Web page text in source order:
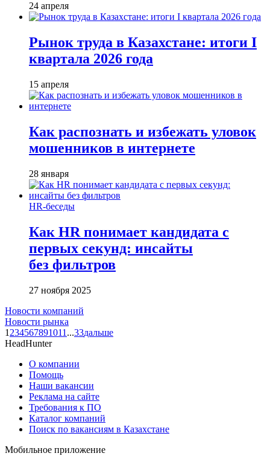
24 апреля
Рынок труда в Казахстане: итоги I
квартала 2026 года
15 апреля
Как распознать и избежать уловок
мошенников в интернете
28 января
HR-беседы
Как HR понимает кандидата с
первых секунд: инсайты
без фильтров
27 ноября 2025
Новости компаний
Новости рынка
1 234567891011 ...33дальше
HeadHunter
О компании
Помощь
Наши вакансии
Реклама на сайте
Требования к ПО
Каталог компаний
Поиск по вакансиям в Казахстане
Мобильное приложение